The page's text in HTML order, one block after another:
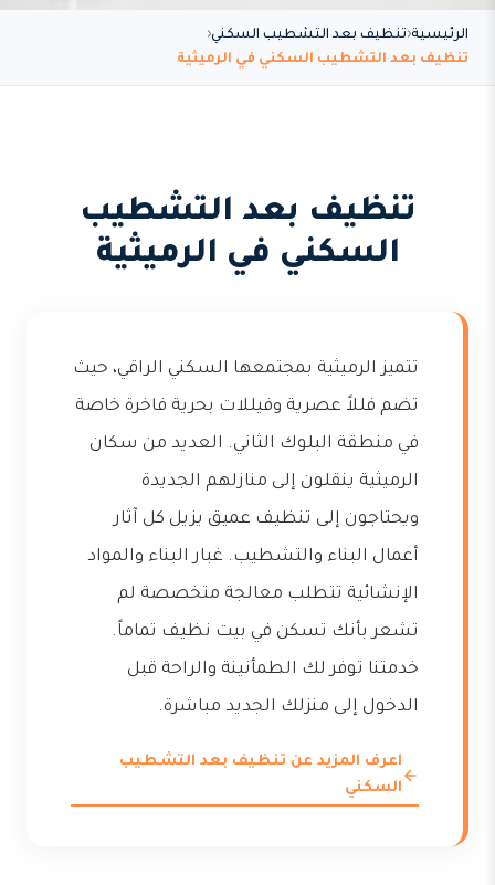
الرئيسية تنظيف بعد التشطيب السكني
تنظيف بعد التشطيب السكني في الرميثية
تنظيف بعد التشطيب
السكني في الرميثية
تتميز الرميثية بمجتمعها السكني الراقي، حيث
تضم فللاً عصرية وفيللات بحرية فاخرة خاصة
في منطقة البلوك الثاني. العديد من سكان
الرميثية ينقلون إلى منازلهم الجديدة
ويحتاجون إلى تنظيف عميق يزيل كل آثار
أعمال البناء والتشطيب. غبار البناء والمواد
الإنشائية تتطلب معالجة متخصصة لم
تشعر بأنك تسكن في بيت نظيف تماماً.
خدمتنا توفر لك الطمأنينة والراحة قبل
الدخول إلى منزلك الجديد مباشرة.
اعرف المزيد عن تنظيف بعد التشطيب
السكني